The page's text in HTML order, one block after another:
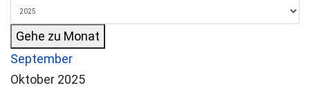
Gehe zu Monat
September
Oktober 2025